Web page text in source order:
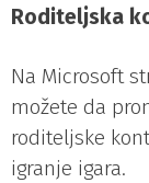
Roditeljska
Na Microsoft
možete da
roditeljske
igranje igara.